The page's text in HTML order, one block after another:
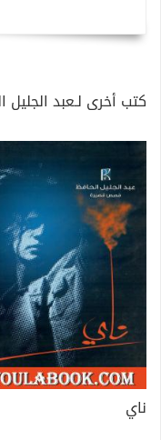
كتب أخرى لـعبد الجليل
ناي